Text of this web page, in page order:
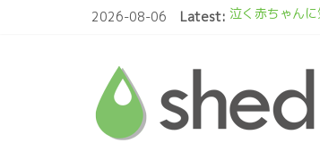
2026-08-06 Latest: 泣く赤ちゃん
Daddy! いつで
不器用な父親